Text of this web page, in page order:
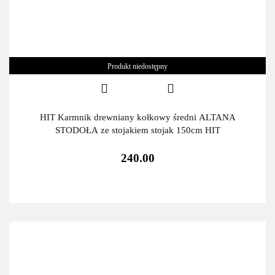
Produkt niedostępny
HIT Karmnik drewniany kołkowy średni ALTANA
STODOŁA ze stojakiem stojak 150cm HIT
240.00